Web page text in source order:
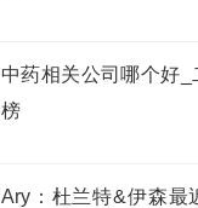
中药相关公司哪个好
榜
Ary：杜兰特&伊森最